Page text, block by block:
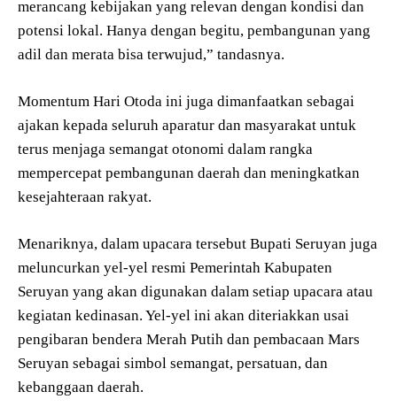
merancang kebijakan yang relevan dengan kondisi dan
potensi lokal. Hanya dengan begitu, pembangunan yang
adil dan merata bisa terwujud,” tandasnya.
Momentum Hari Otoda ini juga dimanfaatkan sebagai
ajakan kepada seluruh aparatur dan masyarakat untuk
terus menjaga semangat otonomi dalam rangka
mempercepat pembangunan daerah dan meningkatkan
kesejahteraan rakyat.
Menariknya, dalam upacara tersebut Bupati Seruyan juga
meluncurkan yel-yel resmi Pemerintah Kabupaten
Seruyan yang akan digunakan dalam setiap upacara atau
kegiatan kedinasan. Yel-yel ini akan diteriakkan usai
pengibaran bendera Merah Putih dan pembacaan Mars
Seruyan sebagai simbol semangat, persatuan, dan
kebanggaan daerah.